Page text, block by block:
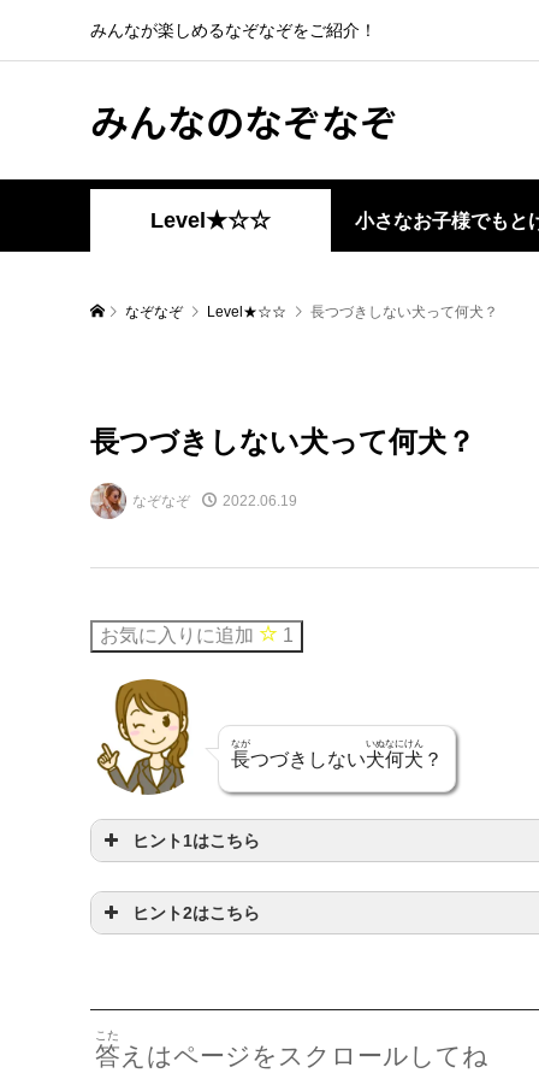
みんなが楽しめるなぞなぞをご紹介！
みんなのなぞなぞ
Level★☆☆ 小さなお子様でもと
なぞなぞ Level★☆☆ 長つづきしない犬って何犬？
長つづきしない犬って何犬？
なぞなぞ 2022.06.19
お気に入りに追加 1
長
なが
つづきしない犬
いぬ
何犬
なにけん
？
ヒント1はこちら
ことはどういうこと？
ヒント2はこちら
、あきるってことだよ
答
こた
えはページをスクロールしてね